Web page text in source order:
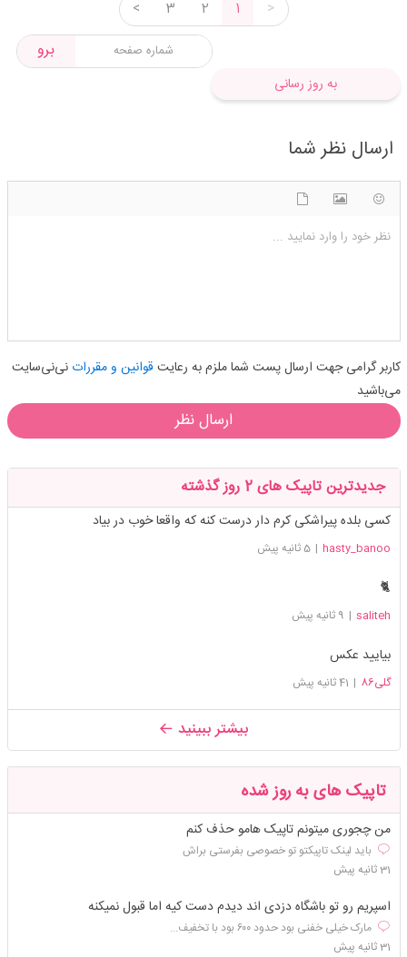
>
1
2
3
<
برو
به روز رسانی
ارسال نظر شما
نظر خود را وارد نمایید ...
کاربر گرامی جهت ارسال پست شما ملزم به رعایت قوانین و مقرراتنی‌نی‌سایت
می‌باشید
ارسال نظر
جدیدترین تاپیک های 2 روز گذشته
کسی بلده پیراشکی کرم دار درست کنه که واقعا خوب در بیاد
hasty_banoo
| 5 ثانیه پیش
🐈
saliteh
| 9 ثانیه پیش
بیایید عکس
گلی86 | 41 ثانیه پیش
بیشتر ببینید
تاپیک های به روز شده
من چجوری میتونم تاپیک هامو حذف کنم
باید لینک تاپیکتو تو خصوصی بفرستی براش
31 ثانیه پیش
اسپریم رو تو باشگاه دزدی اند دیدم دست کیه اما قبول نمیکنه
مارک خیلی خفنی بود حدود ۶۰۰ بود با تخفیف...
31 ثانیه پیش